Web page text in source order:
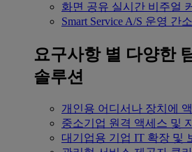
화면 공유 실시간 비주얼
Smart Service A/S 운영 간
요구사항 별 다양한
솔루션
개인용 어디서나 장치에
중소기업 원격 액세스 및
대기업용 기업 IT 확장 및